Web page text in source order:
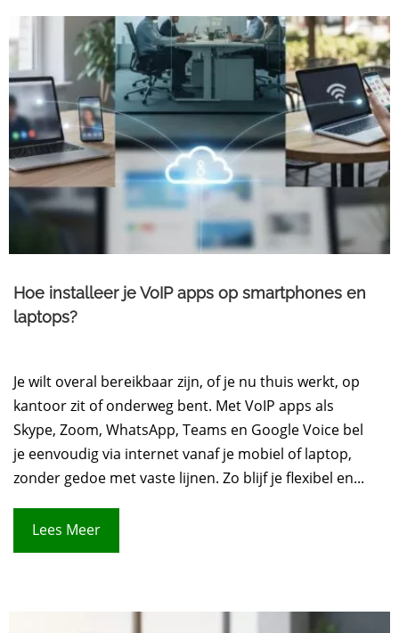
Hoe installeer je VoIP apps op smartphones en
laptops?
Je wilt overal bereikbaar zijn, of je nu thuis werkt, op
kantoor zit of onderweg bent. Met VoIP apps als
Skype, Zoom, WhatsApp, Teams en Google Voice bel
je eenvoudig via internet vanaf je mobiel of laptop,
zonder gedoe met vaste lijnen. Zo blijf je flexibel en...
Lees Meer